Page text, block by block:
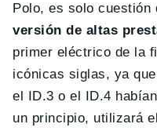
Polo, es solo
versión de altas
primer eléctrico de la
icónicas siglas, ya
el ID.3 o el ID.4
un principio, utilizará